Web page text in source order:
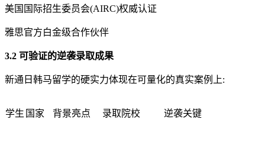
美国国际招生委员会(AIRC)权威认证
雅思官方白金级合作伙伴
3.2 可验证的逆袭录取成果
新通日韩马留学的硬实力体现在可量化的真实案例上:
学生 国家 背景亮点 录取院校 逆袭关键